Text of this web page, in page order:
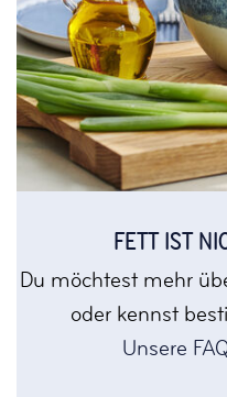
FETT IST
Du möchtest mehr
oder kennst
Unsere